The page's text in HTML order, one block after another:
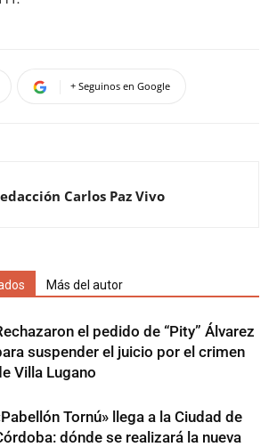
+ Seguinos en Google
Carlos Paz Vivo
Más del autor
el pedido de “Pity” Álvarez
suspender el juicio por el crimen
Villa Lugano
Tornú» llega a la Ciudad de
dónde se realizará la nueva